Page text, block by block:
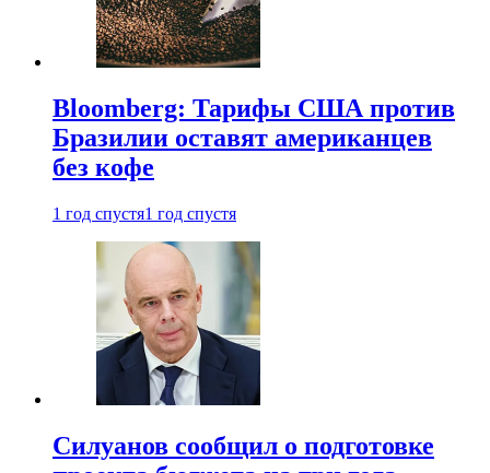
Bloomberg: Тарифы США против
Бразилии оставят американцев
без кофе
1 год спустя1 год спустя
Силуанов сообщил о подготовке